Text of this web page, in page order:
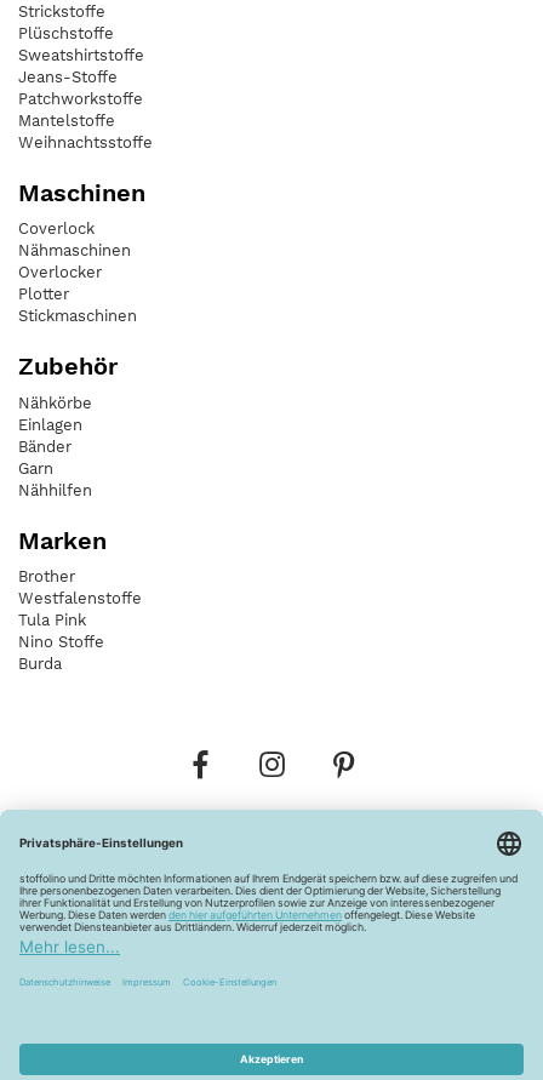
Strickstoffe
Plüschstoffe
Sweatshirtstoffe
Jeans-Stoffe
Patchworkstoffe
Mantelstoffe
Weihnachtsstoffe
Maschinen
Coverlock
Nähmaschinen
Overlocker
Plotter
Stickmaschinen
Zubehör
Nähkörbe
Einlagen
Bänder
Garn
Nähhilfen
Marken
Brother
Westfalenstoffe
Tula Pink
Nino Stoffe
Burda
Widerrufsbelehrung Vertrag widerrufen
Barrierefreiheitserklärung
Pflegehinweise